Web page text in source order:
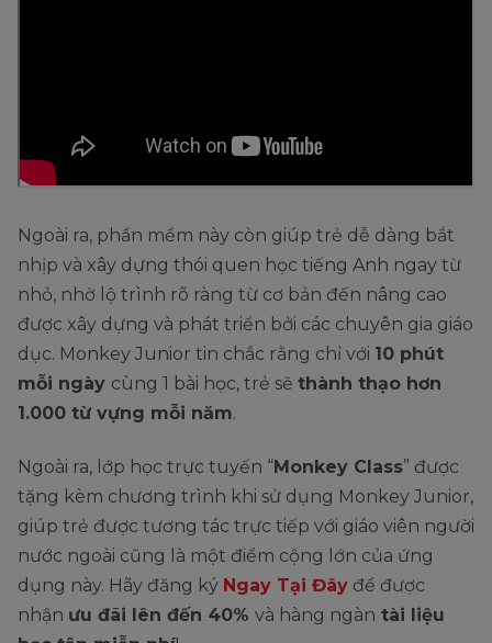
Ngoài ra, phần mềm này còn giúp trẻ dễ dàng bắt
nhịp và xây dựng thói quen học tiếng Anh ngay từ
nhỏ, nhờ lộ trình rõ ràng từ cơ bản đến nâng cao
được xây dựng và phát triển bởi các chuyên gia giáo
dục. Monkey Junior tin chắc rằng chỉ với 10 phút
mỗi ngày cùng 1 bài học, trẻ sẽ thành thạo hơn
1.000 từ vựng mỗi năm.
Ngoài ra, lớp học trực tuyến “Monkey Class” được
tặng kèm chương trình khi sử dụng Monkey Junior,
giúp trẻ được tương tác trực tiếp với giáo viên người
nước ngoài cũng là một điểm cộng lớn của ứng
dụng này. Hãy đăng ký Ngay Tại Đây để được
nhận ưu đãi lên đến 40% và hàng ngàn tài liệu